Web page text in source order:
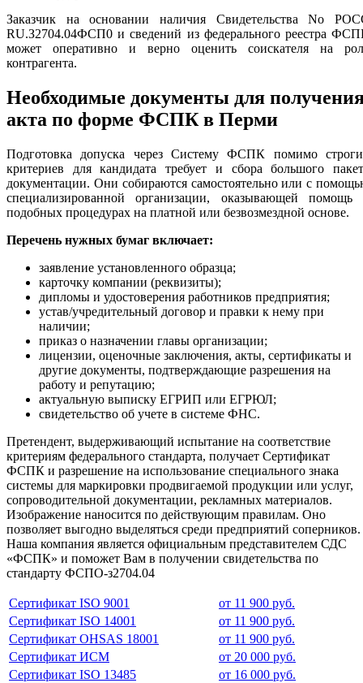
Заказчик на основании наличия Свидетельства No
RU.З2704.04ФСП0 и сведений из федерального реестра
может оперативно и верно оценить соискателя на
контрагента.
Необходимые документы для
акта по форме ФСПК в Перми
Подготовка допуска через Систему ФСПК помимо
критериев для кандидата требует и сбора большого
документации. Они собираются самостоятельно или с
специализированной организации, оказывающей помощь
подобных процедурах на платной или безвозмездной основе.
Перечень нужных бумаг включает:
заявление установленного образца;
карточку компании (реквизиты);
дипломы и удостоверения работников предприятия;
устав/учредительный договор и правки к нему при
наличии;
приказ о назначении главы организации;
лицензии, оценочные заключения, акты, сертификаты и
другие документы, подтверждающие разрешения на
работу и репутацию;
актуальную выписку ЕГРИП или ЕГРЮЛ;
свидетельство об учете в системе ФНС.
Претендент, выдерживающий испытание на соответствие
критериям федерального стандарта, получает Сертификат
ФСПК и разрешение на использование специального знака
системы для маркировки продвигаемой продукции или услуг,
сопроводительной документации, рекламных материалов.
Изображение наносится по действующим правилам. Оно
позволяет выгодно выделяться среди предприятий соперников.
Наша компания является официальным представителем СДС
«ФСПК» и поможет Вам в получении свидетельства по
стандарту ФСПО-з2704.04
Сертификат ISO 9001
от 11 900 руб.
Сертификат ISO 14001
от 11 900 руб.
Сертификат OHSAS 18001
от 11 900 руб.
Сертификат ИСМ
от 20 000 руб.
Сертификат ISO 13485
от 16 000 руб.